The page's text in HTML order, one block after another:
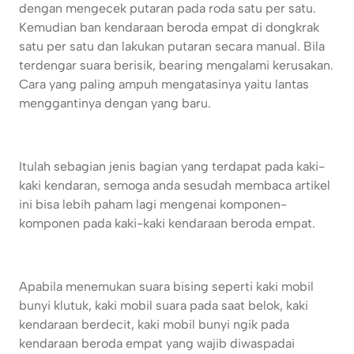
dengan mengecek putaran pada roda satu per satu.
Kemudian ban kendaraan beroda empat di dongkrak
satu per satu dan lakukan putaran secara manual. Bila
terdengar suara berisik, bearing mengalami kerusakan.
Cara yang paling ampuh mengatasinya yaitu lantas
menggantinya dengan yang baru.
Itulah sebagian jenis bagian yang terdapat pada kaki-
kaki kendaran, semoga anda sesudah membaca artikel
ini bisa lebih paham lagi mengenai komponen-
komponen pada kaki-kaki kendaraan beroda empat.
Apabila menemukan suara bising seperti kaki mobil
bunyi klutuk, kaki mobil suara pada saat belok, kaki
kendaraan berdecit, kaki mobil bunyi ngik pada
kendaraan beroda empat yang wajib diwaspadai